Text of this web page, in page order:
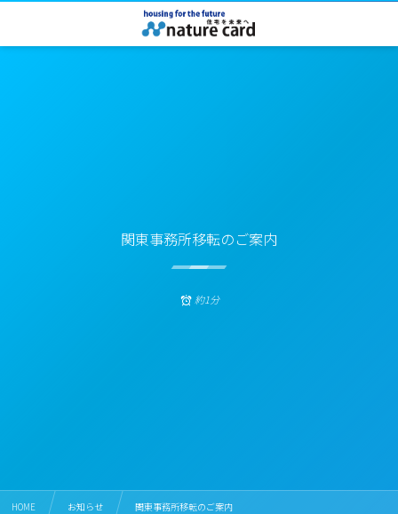
関東事務所移転のご案内
約1分
HOME お知らせ 関東事務所移転のご案内